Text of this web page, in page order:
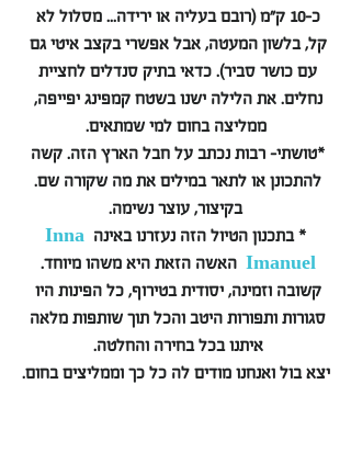
כ-10 ק"מ (רובם בעליה או ירידה... מסלול לא
קל, בלשון המעטה, אבל אפשרי בקצב איטי גם
עם כושר סביר). כדאי בתיק סנדלים לחציית
נחלים. את הלילה ישנו בשטח קמפינג יפייפה,
ממליצה בחום למי שמתאים.
*טושתי- רבות נכתב על חבל הארץ הזה. קשה
להתכונן או לתאר במילים את מה שקורה שם.
בקיצור, עוצר נשימה.
* בתכנון הטיול הזה נעזרנו באינה Inna
Imanuel האשה הזאת היא משהו מיוחד.
קשובה וזמינה, יסודית בטירוף, כל הפינות היו
סגורות ותפורות היטב והכל תוך שותפות מלאה
איתנו בכל בחירה והחלטה.
יצא בול ואנחנו מודים לה כל כך וממליצים בחום.